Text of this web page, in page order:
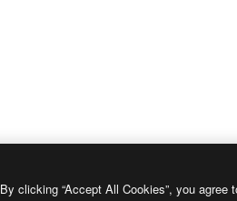
By clicking “Accept All Cookies”, you